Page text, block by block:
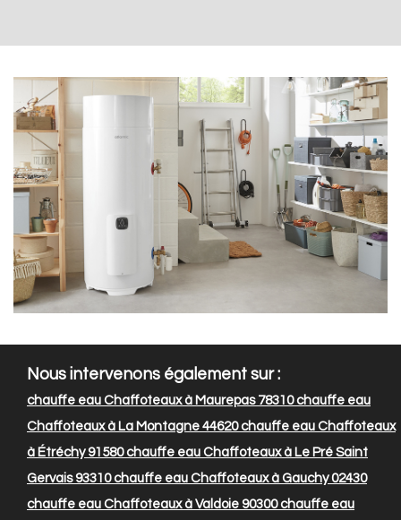
Nous intervenons également sur :
chauffe eau Chaffoteaux à Maurepas 78310chauffe eau
Chaffoteaux à La Montagne 44620chauffe eau Chaffoteaux
à Étréchy 91580chauffe eau Chaffoteaux à Le Pré Saint
Gervais 93310chauffe eau Chaffoteaux à Gauchy 02430
chauffe eau Chaffoteaux à Valdoie 90300chauffe eau